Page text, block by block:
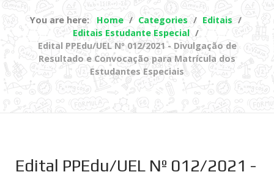
You are here: Home Categories
Editais
Editais Estudante Especial
Edital PPEdu/UEL Nº 012/2021 - Divulgação de
Resultado e Convocação para Matrícula dos
Estudantes Especiais
Edital PPEdu/UEL Nº 012/2021 -